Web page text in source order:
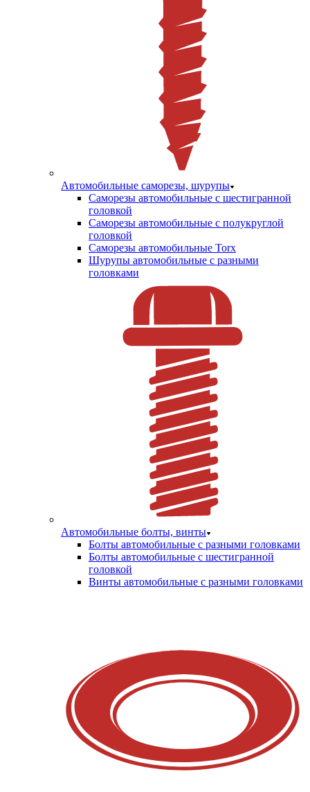
Автомобильные саморезы, шурупы
Саморезы автомобильные с шестигранной
головкой
Саморезы автомобильные с полукруглой
головкой
Саморезы автомобильные Torx
Шурупы автомобильные с разными
головками
Автомобильные болты, винты
Болты автомобильные с разными головками
Болты автомобильные с шестигранной
головкой
Винты автомобильные с разными головками